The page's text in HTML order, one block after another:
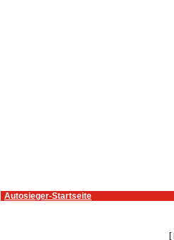
Autosieger-Startseite
[